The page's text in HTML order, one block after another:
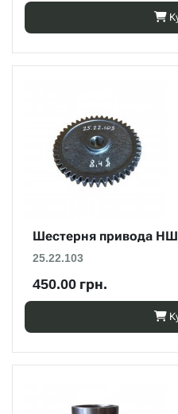
Шестерня привода
25.22.103
450.00 грн.